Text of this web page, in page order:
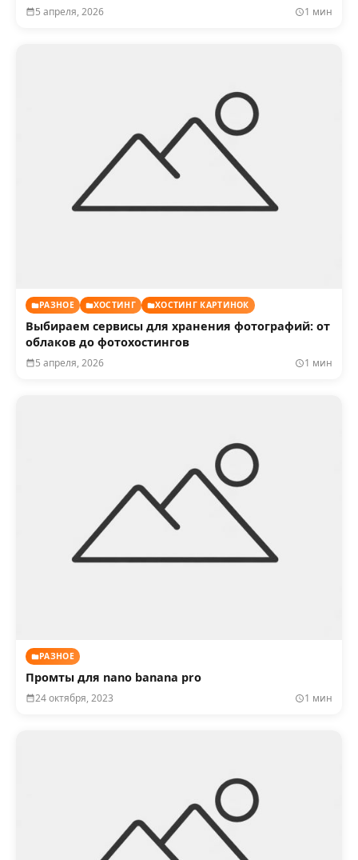
5 апреля, 2026 1 мин
РАЗНОЕ ХОСТИНГ ХОСТИНГ КАРТИНОК
Выбираем сервисы для хранения фотографий: от
облаков до фотохостингов
5 апреля, 2026 1 мин
РАЗНОЕ
Промты для nano banana pro
24 октября, 2023 1 мин